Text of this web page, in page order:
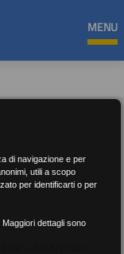
MENU
di navigazione e per
utili a scopo
per identificarti o per
dettagli sono